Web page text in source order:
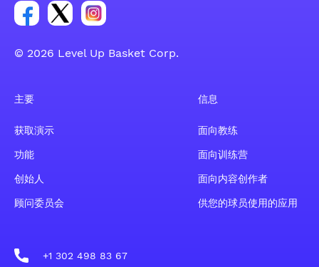
Facebook 账户社交群组链接
Tweeter 账户社交群组链接
Instagram 账户社交群组链接
© 2026 Level Up Basket Corp.
主要
获取演示
功能
创始人
顾问委员会
信息
面向教练
面向训练营
面向内容创作者
供您的球员使用的应用
+1 302 498 83 67